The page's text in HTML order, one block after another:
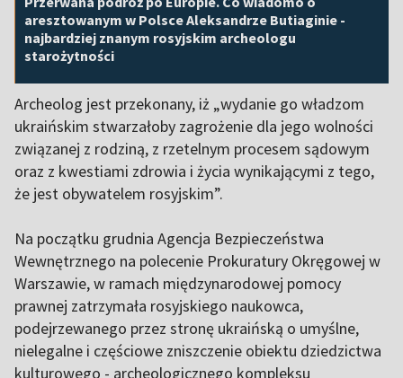
aresztowanym w Polsce Aleksandrze Butiaginie -
najbardziej znanym rosyjskim archeologu
starożytności
Archeolog jest przekonany, iż „wydanie go władzom
ukraińskim stwarzałoby zagrożenie dla jego wolności
związanej z rodziną, z rzetelnym procesem sądowym
oraz z kwestiami zdrowia i życia wynikającymi z tego,
że jest obywatelem rosyjskim”.
Na początku grudnia Agencja Bezpieczeństwa
Wewnętrznego na polecenie Prokuratury Okręgowej w
Warszawie, w ramach międzynarodowej pomocy
prawnej zatrzymała rosyjskiego naukowca,
podejrzewanego przez stronę ukraińską o umyślne,
nielegalne i częściowe zniszczenie obiektu dziedzictwa
kulturowego - archeologicznego kompleksu